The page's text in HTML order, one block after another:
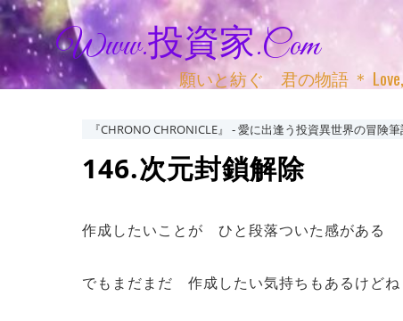
Www.投資家.com
願いと紡ぐ 君の物語 ＊
『CHRONO CHRONICLE』 ‐ 愛に出逢う投資異世界の冒険筆
146.次元封鎖解除
作成したいことが ひと段落ついた感がある
でもまだまだ 作成したい気持ちもあるけどね